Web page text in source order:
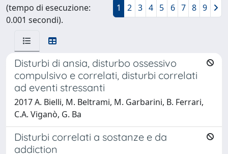
(tempo di esecuzione:
0.001 secondi).
1 2 3 4 5 6 7 8 9
Disturbi di ansia, disturbo ossessivo
compulsivo e correlati, disturbi correlati
ad eventi stressanti
2017 A. Bielli, M. Beltrami, M. Garbarini, B. Ferrari,
C.A. Viganò, G. Ba
Disturbi correlati a sostanze e da
addiction